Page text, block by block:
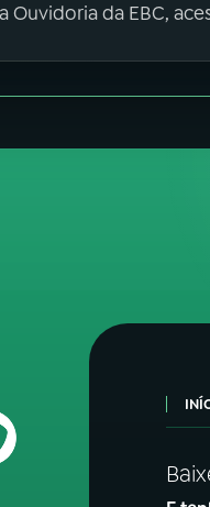
Ouvidoria da EBC,